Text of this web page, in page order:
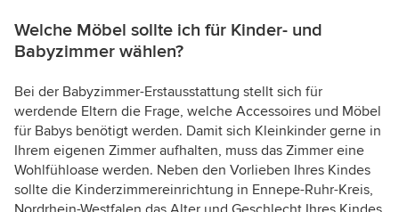
Welche Möbel sollte ich für Kinder- und
Babyzimmer wählen?
Bei der Babyzimmer-Erstausstattung stellt sich für
werdende Eltern die Frage, welche Accessoires und Möbel
für Babys benötigt werden. Damit sich Kleinkinder gerne in
Ihrem eigenen Zimmer aufhalten, muss das Zimmer eine
Wohlfühloase werden. Neben den Vorlieben Ihres Kindes
sollte die Kinderzimmereinrichtung in Ennepe-Ruhr-Kreis,